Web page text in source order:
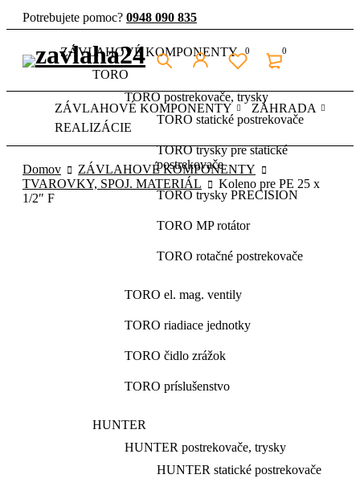
ZÁVLAHOVÉ KOMPONENTY
TORO
TORO postrekovače, trysky
TORO statické postrekovače
TORO trysky pre statické
postrekovače
TORO trysky PRECISION
TORO MP rotátor
TORO rotačné postrekovače
TORO el. mag. ventily
TORO riadiace jednotky
TORO čidlo zrážok
TORO príslušenstvo
HUNTER
HUNTER postrekovače, trysky
HUNTER statické postrekovače
Potrebujete pomoc? 0948 090 835
0
0
ZÁVLAHOVÉ KOMPONENTY
ZÁHRADA
REALIZÁCIE
Domov
ZÁVLAHOVÉ KOMPONENTY
TVAROVKY, SPOJ. MATERIÁL
Koleno pre PE 25 x
1/2″ F